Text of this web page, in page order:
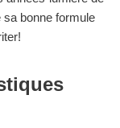
sa bonne formule